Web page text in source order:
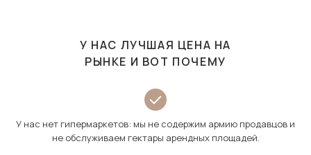
У НАС ЛУЧШАЯ ЦЕНА НА
РЫНКЕ И ВОТ ПОЧЕМУ
У нас нет гипермаркетов: мы не содержим армию продавцов и
не обслуживаем гектары арендных площадей.